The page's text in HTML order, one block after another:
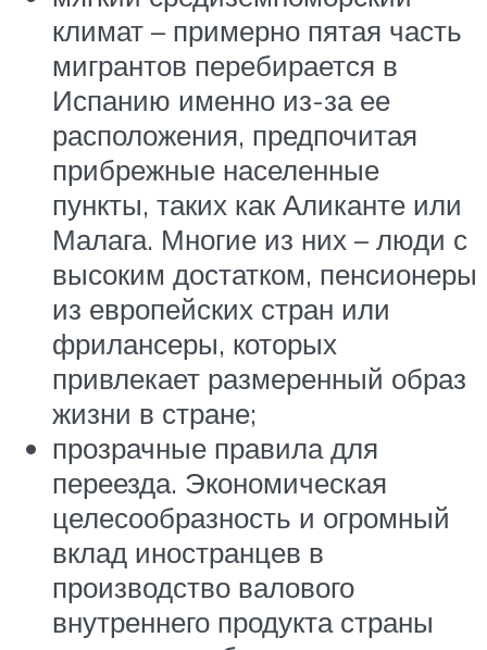
климат – примерно пятая часть
мигрантов перебирается в
Испанию именно из-за ее
расположения, предпочитая
прибрежные населенные
пункты, таких как Аликанте или
Малага. Многие из них – люди с
высоким достатком, пенсионеры
из европейских стран или
фрилансеры, которых
привлекает размеренный образ
жизни в стране;
прозрачные правила для
переезда. Экономическая
целесообразность и огромный
вклад иностранцев в
производство валового
внутреннего продукта страны